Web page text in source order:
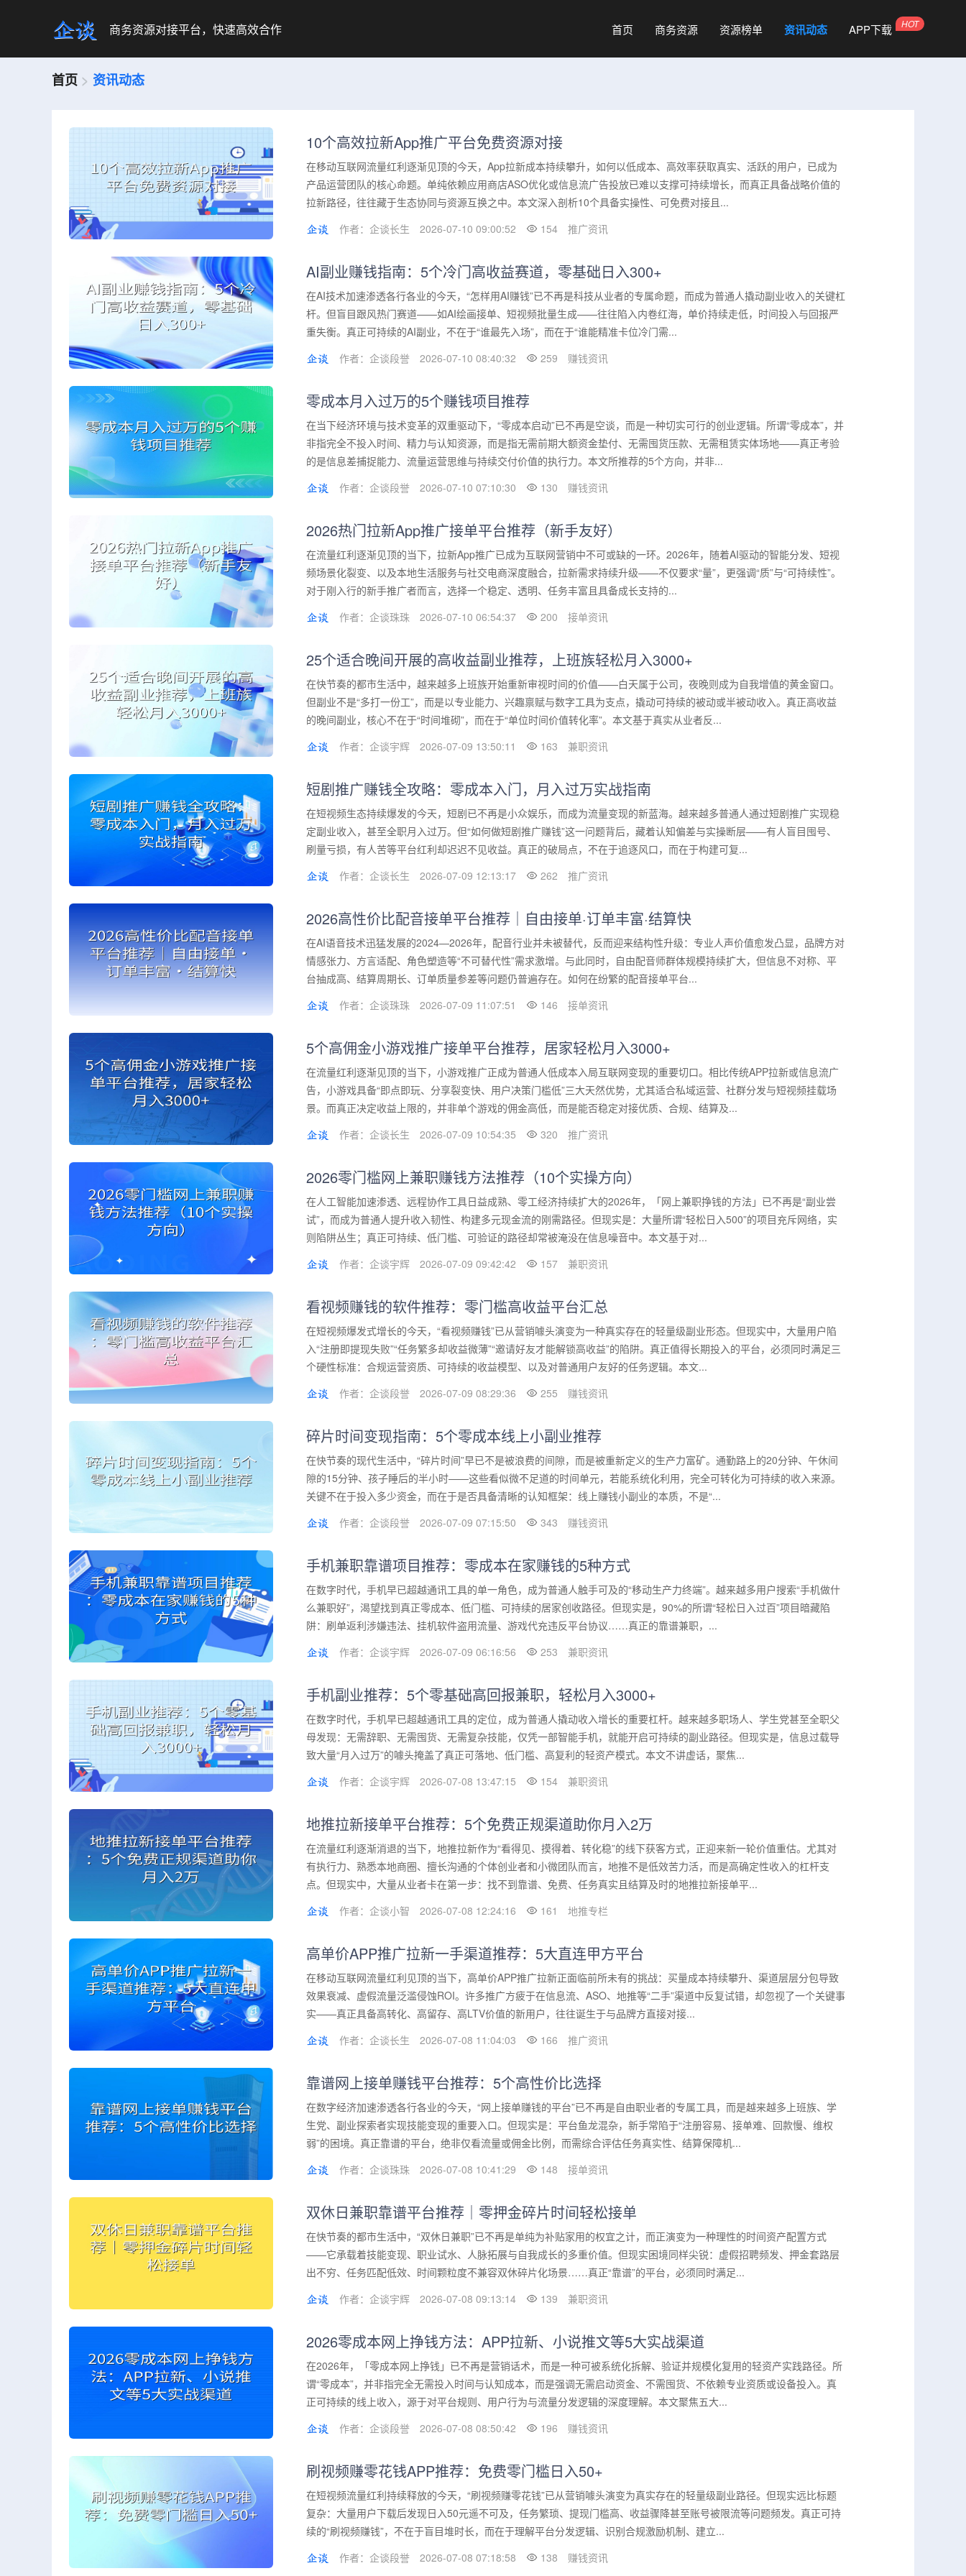
商务资源对接平台，快速高效合作 首页 商务资源 资源榜单 资讯动态 APP下载
首页 > 资讯动态
10个高效拉新App推广平台免费资源对接
在移动互联网流量红利逐渐见顶的今天，App拉新成本持续攀升，如何以低成本、高效率获取真实、活跃的用户，已成为
产品运营团队的核心命题。单纯依赖应用商店ASO优化或信息流广告投放已难以支撑可持续增长，而真正具备战略价值的
拉新路径，往往藏于生态协同与资源互换之中。本文深入剖析10个具备实操性、可免费对接且...
作者：企谈长生
2026-07-10 09:00:52 154 推广资讯
AI副业赚钱指南：5个冷门高收益赛道，零基础日入300+
在AI技术加速渗透各行各业的今天，“怎样用AI赚钱”已不再是科技从业者的专属命题，而成为普通人撬动副业收入的关键杠
杆。但盲目跟风热门赛道——如AI绘画接单、短视频批量生成——往往陷入内卷红海，单价持续走低，时间投入与回报严
重失衡。真正可持续的AI副业，不在于“谁最先入场”，而在于“谁能精准卡位冷门需...
作者：企谈段誉
2026-07-10 08:40:32 259 赚钱资讯
零成本月入过万的5个赚钱项目推荐
在当下经济环境与技术变革的双重驱动下，“零成本启动”已不再是空谈，而是一种切实可行的创业逻辑。所谓“零成本”，并
非指完全不投入时间、精力与认知资源，而是指无需前期大额资金垫付、无需囤货压款、无需租赁实体场地——真正考验
的是信息差捕捉能力、流量运营思维与持续交付价值的执行力。本文所推荐的5个方向，并非...
作者：企谈段誉
2026-07-10 07:10:30 130 赚钱资讯
2026热门拉新App推广接单平台推荐（新手友好）
在流量红利逐渐见顶的当下，拉新App推广已成为互联网营销中不可或缺的一环。2026年，随着AI驱动的智能分发、短视
频场景化裂变、以及本地生活服务与社交电商深度融合，拉新需求持续升级——不仅要求“量”，更强调“质”与“可持续性”。
对于刚入行的新手推广者而言，选择一个稳定、透明、任务丰富且具备成长支持的...
作者：企谈珠珠
2026-07-10 06:54:37 200 接单资讯
25个适合晚间开展的高收益副业推荐，上班族轻松月入3000+
在快节奏的都市生活中，越来越多上班族开始重新审视时间的价值——白天属于公司，夜晚则成为自我增值的黄金窗口。
但副业不是“多打一份工”，而是以专业能力、兴趣禀赋与数字工具为支点，撬动可持续的被动或半被动收入。真正高收益
的晚间副业，核心不在于“时间堆砌”，而在于“单位时间价值转化率”。本文基于真实从业者反...
作者：企谈宇辉
2026-07-09 13:50:11 163 兼职资讯
短剧推广赚钱全攻略：零成本入门，月入过万实战指南
在短视频生态持续爆发的今天，短剧已不再是小众娱乐，而成为流量变现的新蓝海。越来越多普通人通过短剧推广实现稳
定副业收入，甚至全职月入过万。但“如何做短剧推广赚钱”这一问题背后，藏着认知偏差与实操断层——有人盲目囤号、
刷量亏损，有人苦等平台红利却迟迟不见收益。真正的破局点，不在于追逐风口，而在于构建可复...
作者：企谈长生
2026-07-09 12:13:17 262 推广资讯
2026高性价比配音接单平台推荐｜自由接单·订单丰富·结算快
在AI语音技术迅猛发展的2024—2026年，配音行业并未被替代，反而迎来结构性升级：专业人声价值愈发凸显，品牌方对
情感张力、方言适配、角色塑造等“不可替代性”需求激增。与此同时，自由配音师群体规模持续扩大，但信息不对称、平
台抽成高、结算周期长、订单质量参差等问题仍普遍存在。如何在纷繁的配音接单平台...
作者：企谈珠珠
2026-07-09 11:07:51 146 接单资讯
5个高佣金小游戏推广接单平台推荐，居家轻松月入3000+
在流量红利逐渐见顶的当下，小游戏推广正成为普通人低成本入局互联网变现的重要切口。相比传统APP拉新或信息流广
告，小游戏具备“即点即玩、分享裂变快、用户决策门槛低”三大天然优势，尤其适合私域运营、社群分发与短视频挂载场
景。而真正决定收益上限的，并非单个游戏的佣金高低，而是能否稳定对接优质、合规、结算及...
作者：企谈长生
2026-07-09 10:54:35 320 推广资讯
2026零门槛网上兼职赚钱方法推荐（10个实操方向）
在人工智能加速渗透、远程协作工具日益成熟、零工经济持续扩大的2026年，「网上兼职挣钱的方法」已不再是“副业尝
试”，而成为普通人提升收入韧性、构建多元现金流的刚需路径。但现实是：大量所谓“轻松日入500”的项目充斥网络，实
则陷阱丛生；真正可持续、低门槛、可验证的路径却常被淹没在信息噪音中。本文基于对...
作者：企谈宇辉
2026-07-09 09:42:42 157 兼职资讯
看视频赚钱的软件推荐：零门槛高收益平台汇总
在短视频爆发式增长的今天，“看视频赚钱”已从营销噱头演变为一种真实存在的轻量级副业形态。但现实中，大量用户陷
入“注册即提现失败”“任务繁多却收益微薄”“邀请好友才能解锁高收益”的陷阱。真正值得长期投入的平台，必须同时满足三
个硬性标准：合规运营资质、可持续的收益模型、以及对普通用户友好的任务逻辑。本文...
作者：企谈段誉
2026-07-09 08:29:36 255 赚钱资讯
碎片时间变现指南：5个零成本线上小副业推荐
在快节奏的现代生活中，“碎片时间”早已不是被浪费的间隙，而是被重新定义的生产力富矿。通勤路上的20分钟、午休间
隙的15分钟、孩子睡后的半小时——这些看似微不足道的时间单元，若能系统化利用，完全可转化为可持续的收入来源。
关键不在于投入多少资金，而在于是否具备清晰的认知框架：线上赚钱小副业的本质，不是“...
作者：企谈段誉
2026-07-09 07:15:50 343 赚钱资讯
手机兼职靠谱项目推荐：零成本在家赚钱的5种方式
在数字时代，手机早已超越通讯工具的单一角色，成为普通人触手可及的“移动生产力终端”。越来越多用户搜索“手机做什
么兼职好”，渴望找到真正零成本、低门槛、可持续的居家创收路径。但现实是，90%的所谓“轻松日入过百”项目暗藏陷
阱：刷单返利涉嫌违法、挂机软件盗用流量、游戏代充违反平台协议……真正的靠谱兼职，...
作者：企谈宇辉
2026-07-09 06:16:56 253 兼职资讯
手机副业推荐：5个零基础高回报兼职，轻松月入3000+
在数字时代，手机早已超越通讯工具的定位，成为普通人撬动收入增长的重要杠杆。越来越多职场人、学生党甚至全职父
母发现：无需辞职、无需囤货、无需复杂技能，仅凭一部智能手机，就能开启可持续的副业路径。但现实是，信息过载导
致大量“月入过万”的噱头掩盖了真正可落地、低门槛、高复利的轻资产模式。本文不讲虚话，聚焦...
作者：企谈宇辉
2026-07-08 13:47:15 154 兼职资讯
地推拉新接单平台推荐：5个免费正规渠道助你月入2万
在流量红利逐渐消退的当下，地推拉新作为“看得见、摸得着、转化稳”的线下获客方式，正迎来新一轮价值重估。尤其对
有执行力、熟悉本地商圈、擅长沟通的个体创业者和小微团队而言，地推不是低效苦力活，而是高确定性收入的杠杆支
点。但现实中，大量从业者卡在第一步：找不到靠谱、免费、任务真实且结算及时的地推拉新接单平...
作者：企谈小智
2026-07-08 12:24:16 161 地推专栏
高单价APP推广拉新一手渠道推荐：5大直连甲方平台
在移动互联网流量红利见顶的当下，高单价APP推广拉新正面临前所未有的挑战：买量成本持续攀升、渠道层层分包导致
效果衰减、虚假流量泛滥侵蚀ROI。许多推广方疲于在信息流、ASO、地推等“二手”渠道中反复试错，却忽视了一个关键事
实——真正具备高转化、高留存、高LTV价值的新用户，往往诞生于与品牌方直接对接...
作者：企谈长生
2026-07-08 11:04:03 166 推广资讯
靠谱网上接单赚钱平台推荐：5个高性价比选择
在数字经济加速渗透各行各业的今天，“网上接单赚钱的平台”已不再是自由职业者的专属工具，而是越来越多上班族、学
生党、副业探索者实现技能变现的重要入口。但现实是：平台鱼龙混杂，新手常陷于“注册容易、接单难、回款慢、维权
弱”的困境。真正靠谱的平台，绝非仅看流量或佣金比例，而需综合评估任务真实性、结算保障机...
作者：企谈珠珠
2026-07-08 10:41:29 148 接单资讯
双休日兼职靠谱平台推荐｜零押金碎片时间轻松接单
在快节奏的都市生活中，“双休日兼职”已不再是单纯为补贴家用的权宜之计，而正演变为一种理性的时间资产配置方式
——它承载着技能变现、职业试水、人脉拓展与自我成长的多重价值。但现实困境同样尖锐：虚假招聘频发、押金套路层
出不穷、任务匹配低效、时间颗粒度不兼容双休碎片化场景……真正“靠谱”的平台，必须同时满足...
作者：企谈宇辉
2026-07-08 09:13:14 139 兼职资讯
2026零成本网上挣钱方法：APP拉新、小说推文等5大实战渠道
在2026年，「零成本网上挣钱」已不再是营销话术，而是一种可被系统化拆解、验证并规模化复用的轻资产实践路径。所
谓“零成本”，并非指完全无需投入时间与认知成本，而是强调无需启动资金、不需囤货、不依赖专业资质或设备投入。真
正可持续的线上收入，源于对平台规则、用户行为与流量分发逻辑的深度理解。本文聚焦五大...
作者：企谈段誉
2026-07-08 08:50:42 196 赚钱资讯
刷视频赚零花钱APP推荐：免费零门槛日入50+
在短视频流量红利持续释放的今天，“刷视频赚零花钱”已从营销噱头演变为真实存在的轻量级副业路径。但现实远比标题
复杂：大量用户下载后发现日入50元遥不可及，任务繁琐、提现门槛高、收益骤降甚至账号被限流等问题频发。真正可持
续的“刷视频赚钱”，不在于盲目堆时长，而在于理解平台分发逻辑、识别合规激励机制、建立...
作者：企谈段誉
2026-07-08 07:18:58 138 赚钱资讯